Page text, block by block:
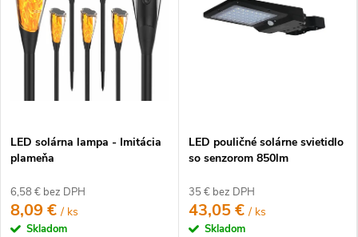
LED solárna lampa - Imitácia
plameňa
6,58 € bez DPH
8,09 €/ ks
Skladom
LED pouličné solárne svietidlo
so senzorom 850lm
35 € bez DPH
43,05 €/ ks
Skladom